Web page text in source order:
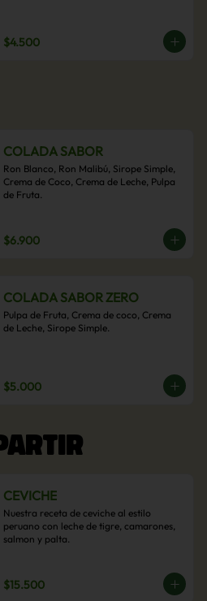
$4.500
COLADA SABOR
Ron Blanco, Ron Malibú, Sirope Simple,
Crema de Coco, Crema de Leche, Pulpa
de Fruta.
$6.900
COLADA SABOR ZERO
Pulpa de Fruta, Crema de coco, Crema
de Leche, Sirope Simple.
$5.000
CEVICHE
Nuestra receta de ceviche al estilo
peruano con leche de tigre, camarones,
salmon y palta.
$15.500